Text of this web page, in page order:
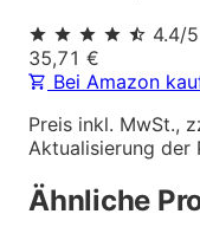
4.4/5
35,71 €
Bei Amazon
Preis inkl. MwSt.,
Aktualisierung der
Ähnliche